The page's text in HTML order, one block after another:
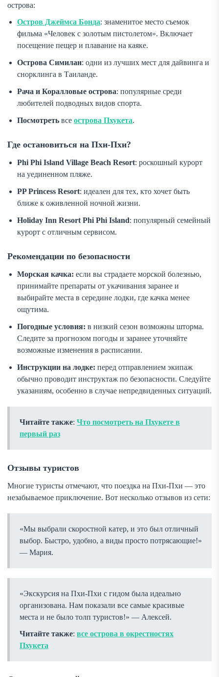
острова:
Остров Джеймса Бонда: знаменитое место съемок
фильма «Человек с золотым пистолетом». Включает
посещение пещер и плавание на каяке.
Острова Симилан: одни из лучших мест для дайвинга и
снорклинга в Таиланде.
Рача и Коралловые острова: популярные среди
любителей подводных видов спорта.
Посмотреть все острова Пхукета.
Где остановиться на Пхи-Пхи?
Phi Phi Island Village Beach Resort: роскошный курорт
на уединенном пляже.
PP Princess Resort: идеален для тех, кто хочет быть
ближе к оживленной ночной жизни.
Holiday Inn Resort Phi Phi Island: популярный семейный
курорт с отличным сервисом.
Рекомендации по безопасности
Морская качка: если вы страдаете морской болезнью,
принимайте препараты от укачивания заранее и
выбирайте места в середине лодки, где качка менее
ощутима.
Погодные условия: в низкий сезон возможны шторма.
Следите за прогнозом погоды и заранее уточняйте
возможные изменения в расписании.
Инструкции на лодке: перед отправлением экипаж
обычно проводит инструктаж по безопасности. Следуйте
указаниям, особенно в случае непредвиденных ситуаций.
Читайте также: Что посмотреть на Пхукете в
первый раз
Отзывы туристов
Многие туристы отмечают, что поездка на Пхи-Пхи — это
незабываемое приключение. Вот несколько отзывов из сети:
«Мы выбрали скоростной катер, и это был отличный
выбор. Быстро, удобно, а виды просто потрясающие!»
— Мария.
«Экскурсия на Пхи-Пхи с гидом была идеально
организована. Нам показали все самые красивые
места и не было толп туристов!» — Алексей.
Читайте также: все острова в окрестностях
Пхукета